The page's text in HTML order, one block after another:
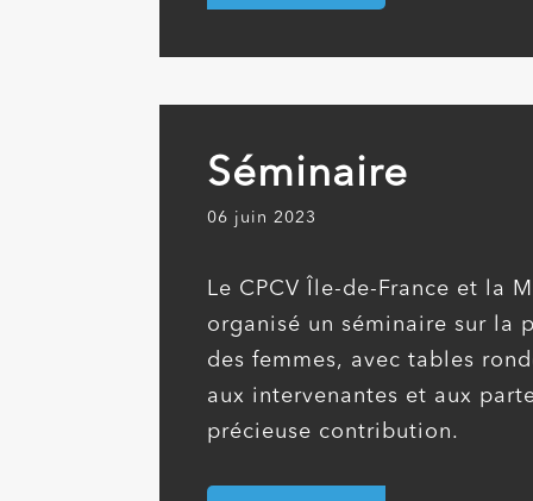
Séminaire
06 juin 2023
Le CPCV Île-de-France et la
organisé un séminaire sur la
des femmes, avec tables
aux intervenantes et aux
précieuse contribution.